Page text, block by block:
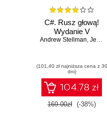
C#. Rusz głową!
Wydanie V
Andrew Stellman, Jennifer Greene
(101,40 zł najniższa cena z 30
dni)
104.78 zł
169.00zł (-38%)